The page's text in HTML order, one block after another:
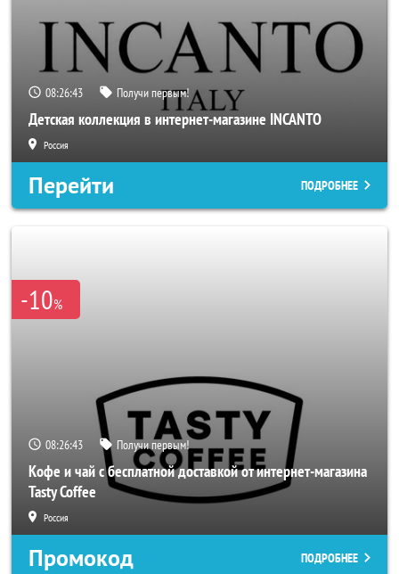
08:26:40 Получи первым!
Детская коллекция в интернет-магазине INCANTO
Россия
Перейти ПОДРОБНЕЕ
-10%
08:26:40 Получи первым!
Кофе и чай с бесплатной доставкой от интернет-магазина
Tasty Coffee
Россия
Промокод ПОДРОБНЕЕ